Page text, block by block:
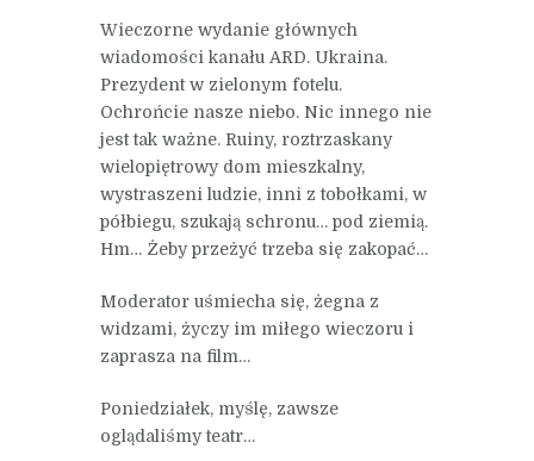
Wieczorne wydanie głównych
wiadomości kanału ARD. Ukraina.
Prezydent w zielonym fotelu.
Ochrońcie nasze niebo. Nic innego nie
jest tak ważne. Ruiny, roztrzaskany
wielopiętrowy dom mieszkalny,
wystraszeni ludzie, inni z tobołkami, w
półbiegu, szukają schronu… pod ziemią.
Hm… Żeby przeżyć trzeba się zakopać…
Moderator uśmiecha się, żegna z
widzami, życzy im miłego wieczoru i
zaprasza na film…
Poniedziałek, myślę, zawsze
oglądaliśmy teatr…